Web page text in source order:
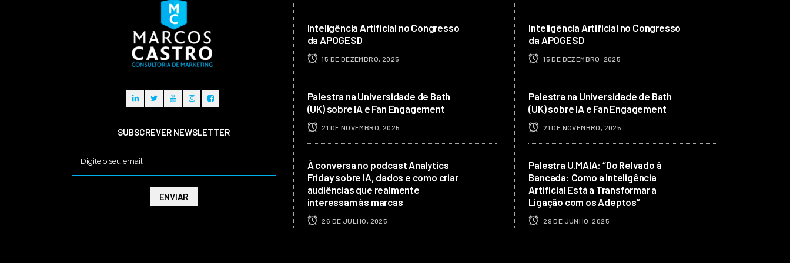
SUBSCREVER NEWSLETTER
Inteligência Artificial no Congresso
da APOGESD
15 DE DEZEMBRO, 2025
Palestra na Universidade de Bath
(UK) sobre IA e Fan Engagement
21 DE NOVEMBRO, 2025
À conversa no podcast Analytics
Friday sobre IA, dados e como criar
audiências que realmente
interessam às marcas
26 DE JULHO, 2025
Inteligência Artificial no Congresso
da APOGESD
15 DE DEZEMBRO, 2025
Palestra na Universidade de Bath
(UK) sobre IA e Fan Engagement
21 DE NOVEMBRO, 2025
Palestra U.MAIA: “Do Relvado à
Bancada: Como a Inteligência
Artificial Está a Transformar a
Ligação com os Adeptos”
29 DE JUNHO, 2025